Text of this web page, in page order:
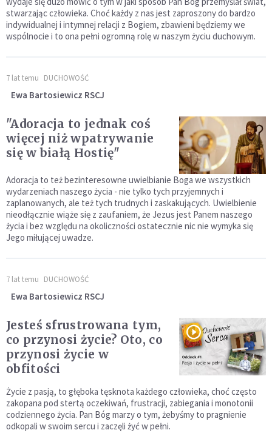
stwarzając człowieka. Choć każdy z nas jest zaproszony do bardzo
indywidualnej i intymnej relacji z Bogiem, zbawieni będziemy we
wspólnocie i to ona pełni ogromną rolę w naszym życiu duchowym.
7 lat temu DUCHOWOŚĆ
Ewa Bartosiewicz RSCJ
"Adoracja to jednak coś
więcej niż wpatrywanie
się w białą Hostię"
Adoracja to też bezinteresowne uwielbianie Boga we wszystkich
wydarzeniach naszego życia - nie tylko tych przyjemnych i
zaplanowanych, ale też tych trudnych i zaskakujących. Uwielbienie
nieodłącznie wiąże się z zaufaniem, że Jezus jest Panem naszego
życia i bez względu na okoliczności ostatecznie nic nie wymyka się
Jego miłującej uwadze.
7 lat temu DUCHOWOŚĆ
Ewa Bartosiewicz RSCJ
Jesteś sfrustrowana tym,
co przynosi życie? Oto, co
przynosi życie w
obfitości
Życie z pasją, to głęboka tęsknota każdego człowieka, choć często
zakopana pod stertą oczekiwań, frustracji, zabiegania i monotonii
codziennego życia. Pan Bóg marzy o tym, żebyśmy to pragnienie
odkopali w swoim sercu i zaczęli żyć w pełni.